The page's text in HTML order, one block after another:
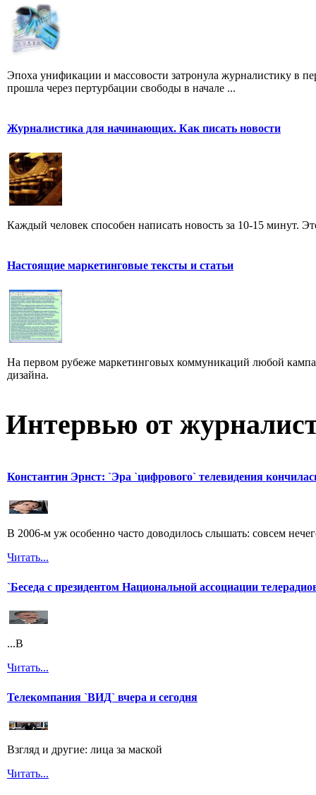
Эпоха унификации и массовости затронула журналистику в
прошла через пертурбации свободы в начале ...
Журналистика для начинающих. Как писать новости
Каждый человек способен написать новость за 10-15 минут.
Настоящие маркетинговые тексты и статьи
На первом рубеже маркетинговых коммуникаций любой
дизайна.
Интервью от
Константин Эрнст: `Эра `цифрового` телевидения
В 2006-м уж особенно часто доводилось слышать: совсем
Читать...
`Беседа с президентом Национальной ассоциации
...В
Читать...
Телекомпания `ВИД` вчера и сегодня
Взгляд и другие: лица за маской
Читать...